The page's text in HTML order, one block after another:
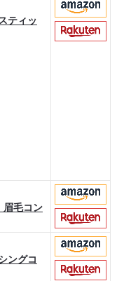
ティッ
眉毛コン
ングコ